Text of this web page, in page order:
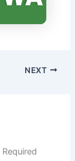
NEXT
Required